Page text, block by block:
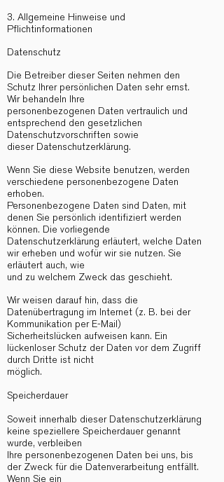
3. Allgemeine Hinweise und
Pflichtinformationen
Datenschutz
Die Betreiber dieser Seiten nehmen den
Schutz Ihrer persönlichen Daten sehr ernst.
Wir behandeln Ihre
personenbezogenen Daten vertraulich und
entsprechend den gesetzlichen
Datenschutzvorschriften sowie
dieser Datenschutzerklärung.
Wenn Sie diese Website benutzen, werden
verschiedene personenbezogene Daten
erhoben.
Personenbezogene Daten sind Daten, mit
denen Sie persönlich identifiziert werden
können. Die vorliegende
Datenschutzerklärung erläutert, welche Daten
wir erheben und wofür wir sie nutzen. Sie
erläutert auch, wie
und zu welchem Zweck das geschieht.
Wir weisen darauf hin, dass die
Datenübertragung im Internet (z. B. bei der
Kommunikation per E-Mail)
Sicherheitslücken aufweisen kann. Ein
lückenloser Schutz der Daten vor dem Zugriff
durch Dritte ist nicht
möglich.
Speicherdauer
Soweit innerhalb dieser Datenschutzerklärung
keine speziellere Speicherdauer genannt
wurde, verbleiben
Ihre personenbezogenen Daten bei uns, bis
der Zweck für die Datenverarbeitung entfällt.
Wenn Sie ein